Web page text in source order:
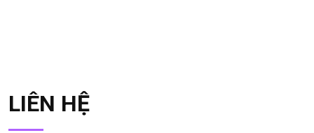
LIÊN HỆ